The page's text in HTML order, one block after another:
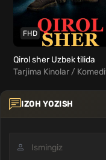
FHD
Qirol sher Uzbek tilida
IZOH YOZISH